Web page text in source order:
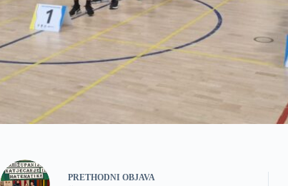
PRETHODNI OBJAVA